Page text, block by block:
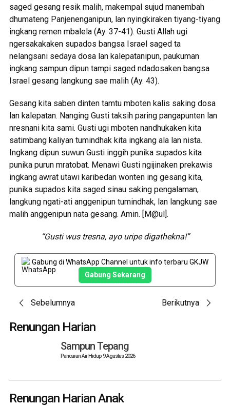
saged gesang resik malih, makempal sujud manembah
dhumateng Panjenenganipun, lan nyingkiraken tiyang-tiyang
ingkang remen mbalela (Ay. 37-41). Gusti Allah ugi
ngersakakaken supados bangsa Israel saged ta
nelangsani sedaya dosa lan kalepatanipun, paukuman
ingkang sampun dipun tampi saged ndadosaken bangsa
Israel gesang langkung sae malih (Ay. 43).
Gesang kita saben dinten tamtu mboten kalis saking dosa
lan kalepatan. Nanging Gusti taksih paring pangapunten lan
nresnani kita sami. Gusti ugi mboten nandhukaken kita
satimbang kaliyan tumindhak kita ingkang ala lan nista.
Ingkang dipun suwun Gusti inggih punika supados kita
punika purun mratobat. Menawi Gusti ngijinaken prekawis
ingkang awrat utawi karibedan wonten ing gesang kita,
punika supados kita saged sinau saking pengalaman,
langkung ngati-ati anggenipun tumindhak, lan langkung sae
malih anggenipun nata gesang. Amin. [M@ul].
“Gusti wus tresna, ayo uripe digathekna!”
Gabung di WhatsApp Channel untuk info terbaru GKJW
Gabung Sekarang
Post
navigation
Sebelumnya Berikutnya
Renungan Harian
Sampun Tepang
Pancaran Air Hidup 9 Agustus 2026
Renungan Harian Anak